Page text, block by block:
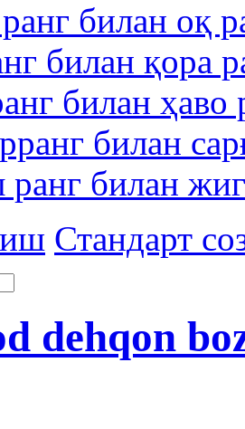
билан оқ
билан қора
билан ҳаво
билан
билан
Стандарт
dehqon